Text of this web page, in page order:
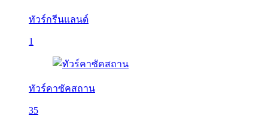
ทัวร์กรีนแลนด์
1
ทัวร์คาซัคสถาน
35